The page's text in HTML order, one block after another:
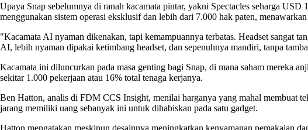
Upaya Snap sebelumnya di ranah kacamata pintar, yakni Spectacles seharga
menggunakan sistem operasi eksklusif dan lebih dari 7.000 hak paten,
"Kacamata AI nyaman dikenakan, tapi kemampuannya terbatas. Headset sangat
AI, lebih nyaman dipakai ketimbang headset, dan sepenuhnya mandiri, tanpa
Kacamata ini diluncurkan pada masa genting bagi Snap, di mana saham mereka
sekitar 1.000 pekerjaan atau 16% total tenaga kerjanya.
Ben Hatton, analis di FDM CCS Insight, menilai harganya yang mahal membuat
jarang memiliki uang sebanyak ini untuk dihabiskan pada satu gadget.
Hatton mengatakan meskipun desainnya meningkatkan kenyamanan pemakaian